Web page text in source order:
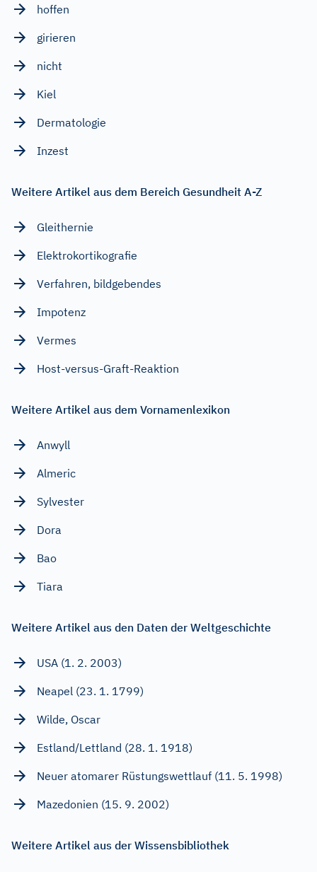
hoffen
girieren
nicht
Kiel
Dermatologie
Inzest
Weitere Artikel aus dem Bereich Gesundheit A-Z
Gleithernie
Elektrokortikografie
Verfahren, bildgebendes
Impotenz
Vermes
Host-versus-Graft-Reaktion
Weitere Artikel aus dem Vornamenlexikon
Anwyll
Almeric
Sylvester
Dora
Bao
Tiara
Weitere Artikel aus den Daten der Weltgeschichte
USA (1. 2. 2003)
Neapel (23. 1. 1799)
Wilde, Oscar
Estland/Lettland (28. 1. 1918)
Neuer atomarer Rüstungswettlauf (11. 5. 1998)
Mazedonien (15. 9. 2002)
Weitere Artikel aus der Wissensbibliothek